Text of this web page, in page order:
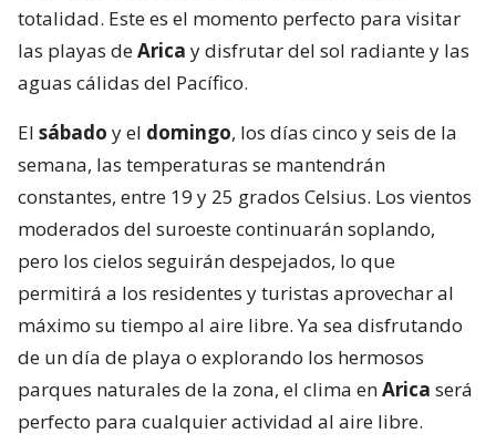
totalidad. Este es el momento perfecto para visitar
las playas deArica y disfrutar del sol radiante y las
aguas cálidas del Pacífico.
El sábado y el domingo, los días cinco y seis de la
semana, las temperaturas se mantendrán
constantes, entre 19 y 25 grados Celsius. Los vientos
moderados del suroeste continuarán soplando,
pero los cielos seguirán despejados, lo que
permitirá a los residentes y turistas aprovechar al
máximo su tiempo al aire libre. Ya sea disfrutando
de un día de playa o explorando los hermosos
parques naturales de la zona, el clima enArica será
perfecto para cualquier actividad al aire libre.